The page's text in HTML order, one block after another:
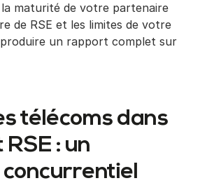
maturité de votre partenaire
de RSE et les limites de votre
un rapport complet sur
télécoms dans
: un